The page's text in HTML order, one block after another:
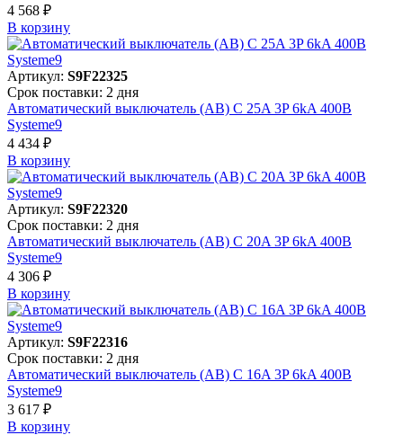
4 568 ₽
В корзинy
Артикул: S9F22325
Срок поставки: 2 дня
Автоматический выключатель (АВ) C 25A 3P 6kA 400В
Systeme9
4 434 ₽
В корзинy
Артикул: S9F22320
Срок поставки: 2 дня
Автоматический выключатель (АВ) C 20A 3P 6kA 400В
Systeme9
4 306 ₽
В корзинy
Артикул: S9F22316
Срок поставки: 2 дня
Автоматический выключатель (АВ) C 16A 3P 6kA 400В
Systeme9
3 617 ₽
В корзинy